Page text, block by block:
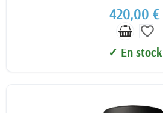
420,00 €
favorite_border
✓ En stock